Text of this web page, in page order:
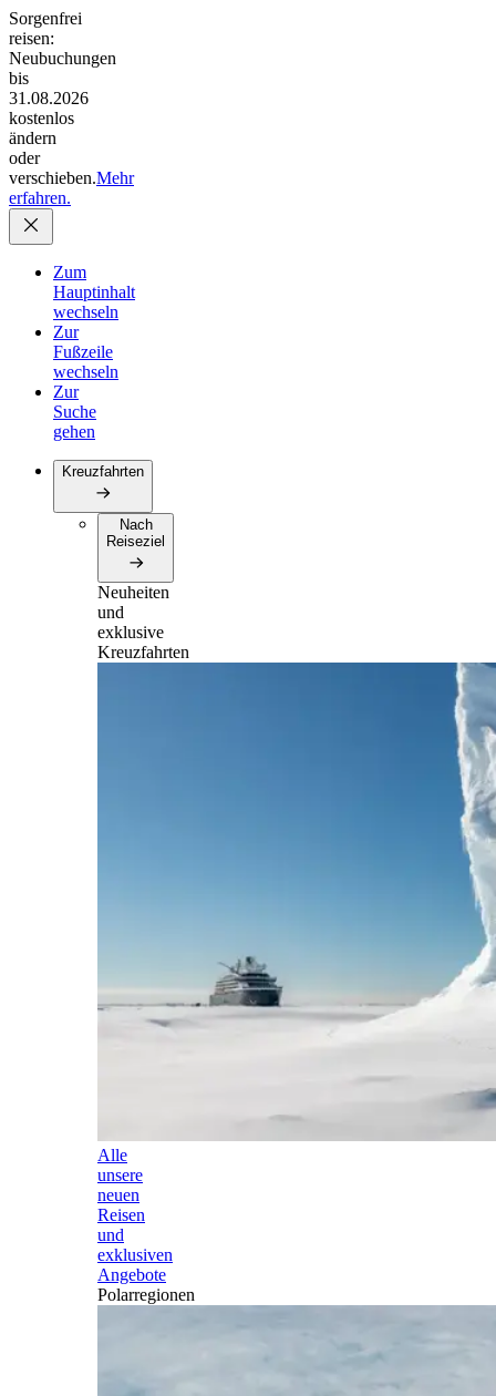
Sorgenfrei
reisen:
Neubuchungen
bis
31.08.2026
kostenlos
ändern
oder
verschieben.Mehr
erfahren.
Zum
Hauptinhalt
wechseln
Zur
Fußzeile
wechseln
Zur
Suche
gehen
Kreuzfahrten
Nach
Reiseziel
Neuheiten
und
exklusive
Kreuzfahrten
Alle
unsere
neuen
Reisen
und
exklusiven
Angebote
Polarregionen